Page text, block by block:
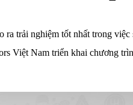
ra trải nghiệm tốt nhất trong việc
Việt Nam triển khai chương